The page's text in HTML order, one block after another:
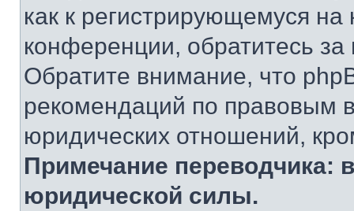
как к регистрирующемуся
конференции, обратитесь
Обратите внимание, что
рекомендаций по правовым
юридических отношений,
Примечание переводчика:
юридической силы.